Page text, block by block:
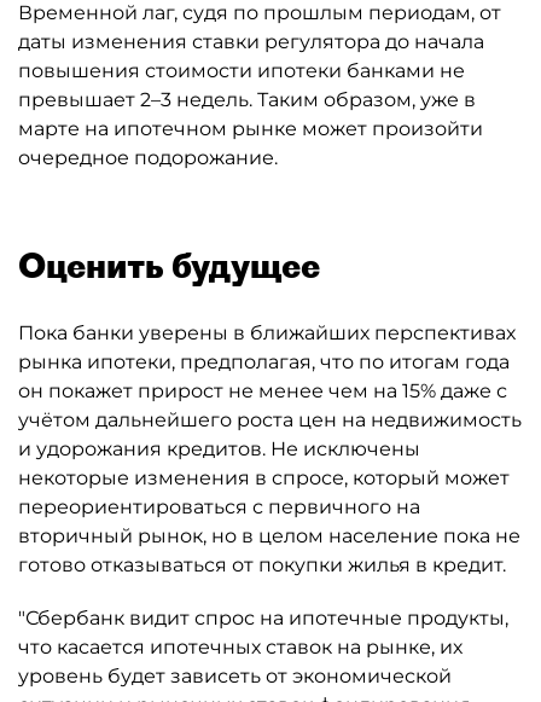
Временной лаг, судя по прошлым периодам, от
даты изменения ставки регулятора до начала
повышения стоимости ипотеки банками не
превышает 2–3 недель. Таким образом, уже в
марте на ипотечном рынке может произойти
очередное подорожание.
Оценить будущее
Пока банки уверены в ближайших перспективах
рынка ипотеки, предполагая, что по итогам года
он покажет прирост не менее чем на 15% даже с
учётом дальнейшего роста цен на недвижимость
и удорожания кредитов. Не исключены
некоторые изменения в спросе, который может
переориентироваться с первичного на
вторичный рынок, но в целом население пока не
готово отказываться от покупки жилья в кредит.
"Сбербанк видит спрос на ипотечные продукты,
что касается ипотечных ставок на рынке, их
уровень будет зависеть от экономической